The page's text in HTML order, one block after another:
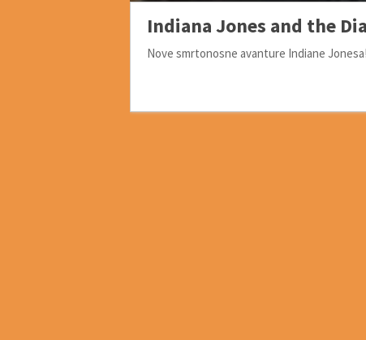
Indiana Jones and the
Nove smrtonosne avanture Indiane Jonesa!